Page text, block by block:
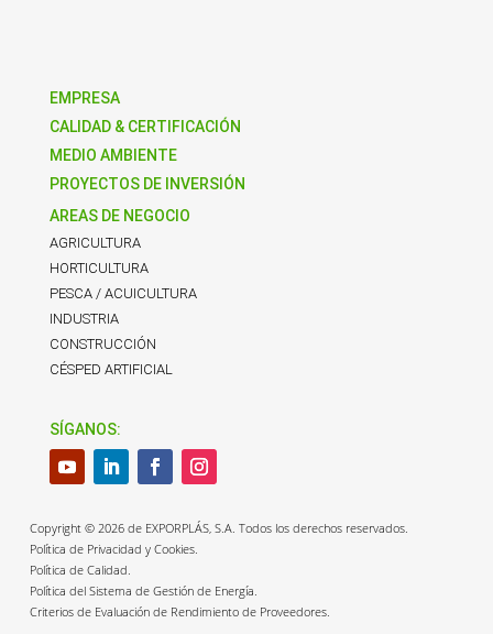
EMPRESA
CALIDAD & CERTIFICACIÓN
MEDIO AMBIENTE
PROYECTOS DE INVERSIÓN
AREAS DE NEGOCIO
AGRICULTURA
HORTICULTURA
PESCA / ACUICULTURA
INDUSTRIA
CONSTRUCCIÓN
CÉSPED ARTIFICIAL
SÍGANOS:
Copyright © 2026 de EXPORPLÁS, S.A. Todos los derechos reservados.
Política de Privacidad y Cookies.
Política de Calidad.
Política del Sistema de Gestión de Energía.
Criterios de Evaluación de Rendimiento de Proveedores.